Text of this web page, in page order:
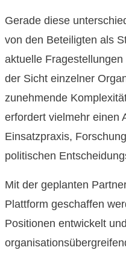
Gerade diese
von den Beteiligten als
aktuelle
der Sicht einzelner
zunehmende
erfordert vielmehr einen
Einsatzpraxis,
politischen
Mit der geplanten
Plattform geschaffen
Positionen entwickelt